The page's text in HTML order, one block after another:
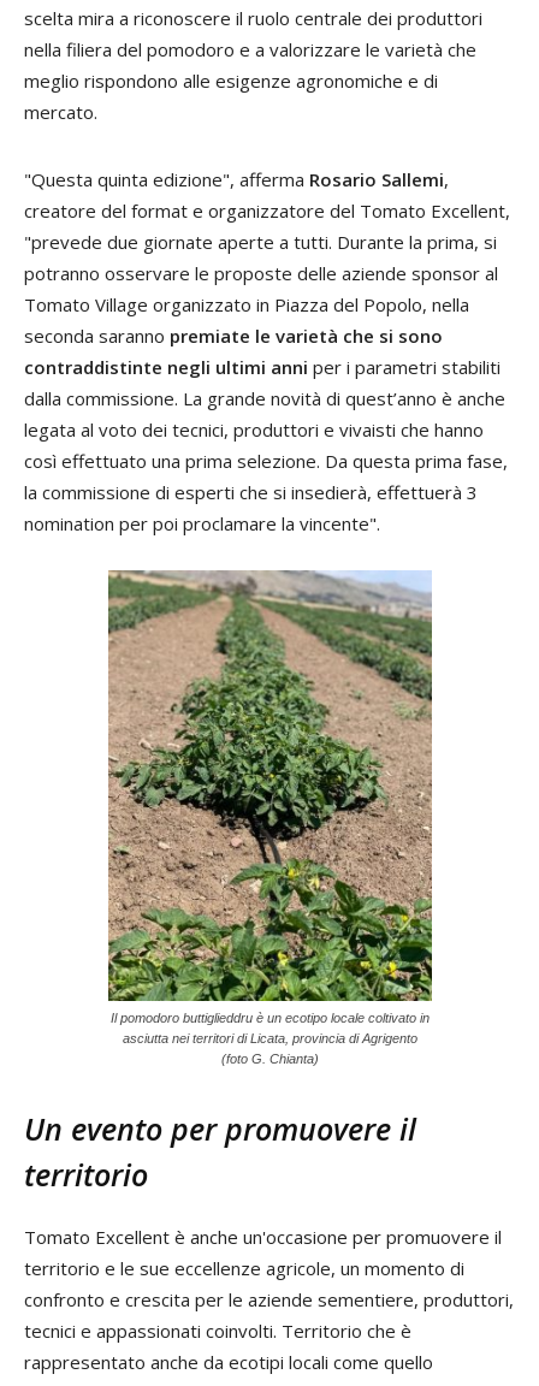
scelta mira a riconoscere il ruolo centrale dei produttori
nella filiera del pomodoro e a valorizzare le varietà che
meglio rispondono alle esigenze agronomiche e di
mercato.
"Questa quinta edizione", afferma Rosario Sallemi,
creatore del format e organizzatore del Tomato Excellent,
"prevede due giornate aperte a tutti. Durante la prima, si
potranno osservare le proposte delle aziende sponsor al
Tomato Village organizzato in Piazza del Popolo, nella
seconda saranno premiate le varietà che si sono
contraddistinte negli ultimi anni per i parametri stabiliti
dalla commissione. La grande novità di quest’anno è anche
legata al voto dei tecnici, produttori e vivaisti che hanno
così effettuato una prima selezione. Da questa prima fase,
la commissione di esperti che si insedierà, effettuerà 3
nomination per poi proclamare la vincente".
Il pomodoro buttiglieddru è un ecotipo locale coltivato in
asciutta nei territori di Licata, provincia di Agrigento
(foto G. Chianta)
Un evento per promuovere il
territorio
Tomato Excellent è anche un'occasione per promuovere il
territorio e le sue eccellenze agricole, un momento di
confronto e crescita per le aziende sementiere, produttori,
tecnici e appassionati coinvolti. Territorio che è
rappresentato anche da ecotipi locali come quello